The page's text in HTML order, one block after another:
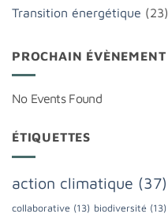
Transition énergétique (23)
PROCHAIN ÉVÈNEMENT
No Events Found
ÉTIQUETTES
action climatique (37)
collaborative (13) biodiversité (13)